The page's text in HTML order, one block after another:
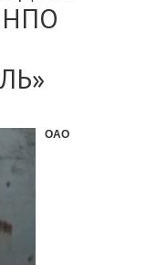
НПО
ОАО